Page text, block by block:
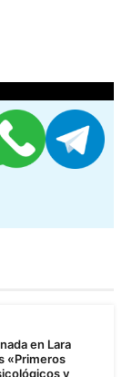
en Lara
«Primeros
y